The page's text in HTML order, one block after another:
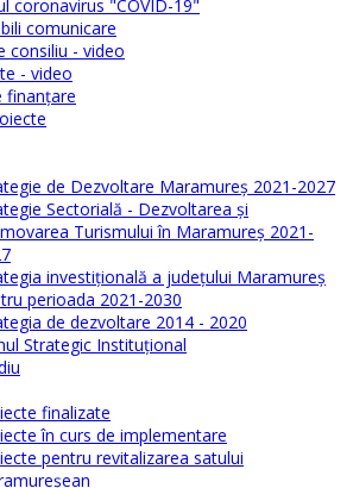
coronavirus "COVID-19"
comunicare
consiliu - video
- video
finanţare
de Dezvoltare Maramureș 2021-2027
Sectorială - Dezvoltarea și
Turismului în Maramureș 2021-
investiţională a județului Maramureș
perioada 2021-2030
de dezvoltare 2014 - 2020
Strategic Instituţional
finalizate
în curs de implementare
pentru revitalizarea satului